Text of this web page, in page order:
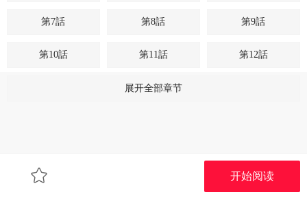
第7話 第8話 第9話
第10話 第11話 第12話
第14話
第22話
开始阅读
展开全部章节